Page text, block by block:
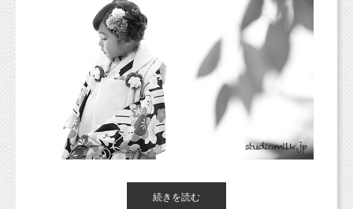
和風な背景で２パターンでも、
和風と洋風な背景で２パターンでも。
お好みでOKです！ご希望聞かせてくださいね。
お気軽にお問い合わせください！
自信が持てなかったり、
自分を好きになれなかったり、
いつも孤独を感じたり、
人を信頼できなかったり・・・
今日も雨の中お越しいただきまして、
続きを読む